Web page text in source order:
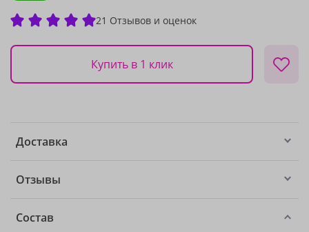
21 Отзывов и оценок
Купить в 1 клик
Доставка
Отзывы
Состав